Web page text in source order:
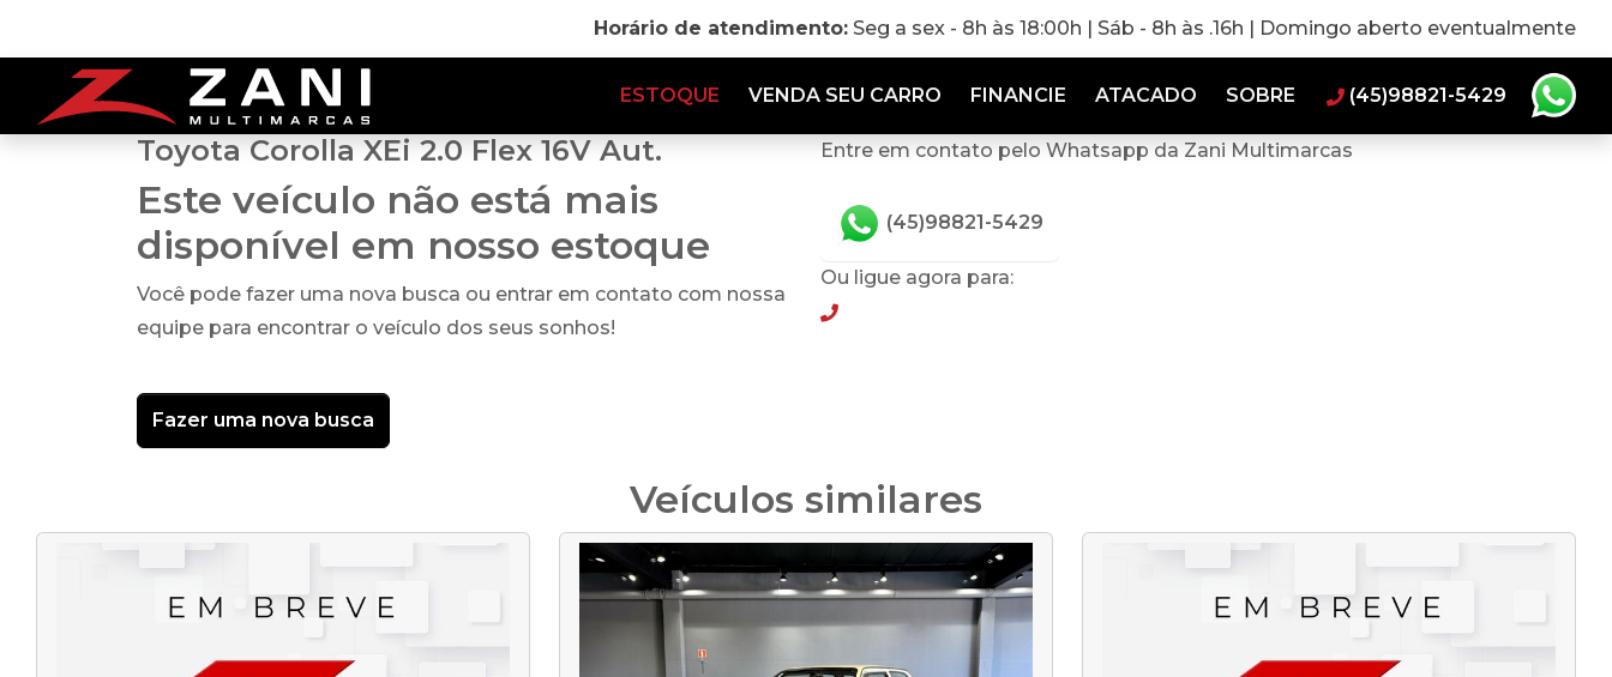
Horário de atendimento: Seg a sex - 8h às 18:00h | Sáb - 8h às .16h | Domingo aberto eventualmente
ESTOQUE VENDA SEU CARRO FINANCIE ATACADO SOBRE (45)98821-5429
Toyota Corolla XEi 2.0 Flex 16V Aut.
Este veículo não está mais
disponível em nosso estoque
Você pode fazer uma nova busca ou entrar em contato com nossa
equipe para encontrar o veículo dos seus sonhos!
Fazer uma nova busca
Entre em contato pelo Whatsapp da Zani Multimarcas
(45)98821-5429
Ou ligue agora para:
Veículos similares